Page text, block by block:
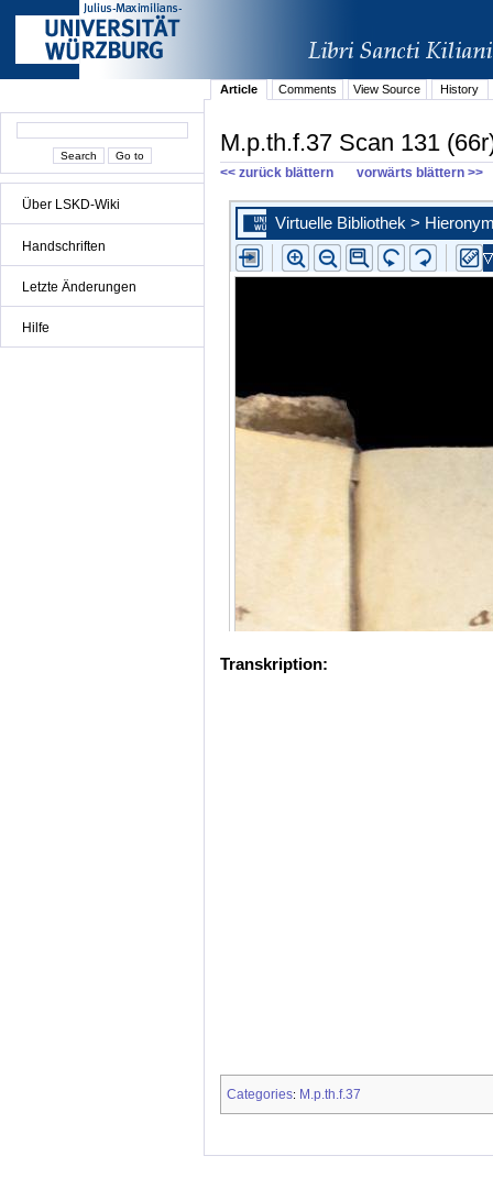
Über LSKD-Wiki
Handschriften
Letzte Änderungen
Hilfe
Article Comments View Source History
M.p.th.f.37 Scan 131
<< zurück blättern vorwärts blättern >>
Transkription:
Categories: M.p.th.f.37